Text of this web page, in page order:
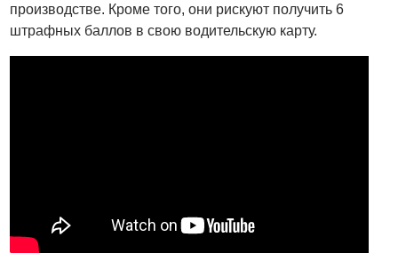
производстве. Кроме того, они рискуют получить 6
штрафных баллов в свою водительскую карту.